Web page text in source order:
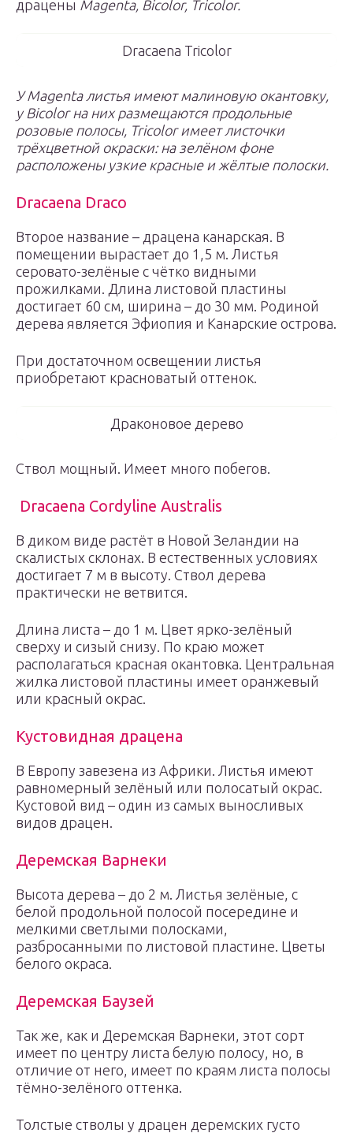
драцены Magenta, Bicolor, Tricolor.
Dracaena Tricolor
У Magenta листья имеют малиновую окантовку,
у Bicolor на них размещаются продольные
розовые полосы, Tricolor имеет листочки
трёхцветной окраски: на зелёном фоне
расположены узкие красные и жёлтые полоски.
Dracaena Draco
Второе название – драцена канарская. В
помещении вырастает до 1,5 м. Листья
серовато-зелёные с чётко видными
прожилками. Длина листовой пластины
достигает 60 см, ширина – до 30 мм. Родиной
дерева является Эфиопия и Канарские острова.
При достаточном освещении листья
приобретают красноватый оттенок.
Драконовое дерево
Ствол мощный. Имеет много побегов.
Dracaena Cordyline Australis
В диком виде растёт в Новой Зеландии на
скалистых склонах. В естественных условиях
достигает 7 м в высоту. Ствол дерева
практически не ветвится.
Длина листа – до 1 м. Цвет ярко-зелёный
сверху и сизый снизу. По краю может
располагаться красная окантовка. Центральная
жилка листовой пластины имеет оранжевый
или красный окрас.
Кустовидная драцена
В Европу завезена из Африки. Листья имеют
равномерный зелёный или полосатый окрас.
Кустовой вид – один из самых выносливых
видов драцен.
Деремская Варнеки
Высота дерева – до 2 м. Листья зелёные, с
белой продольной полосой посередине и
мелкими светлыми полосками,
разбросанными по листовой пластине. Цветы
белого окраса.
Деремская Баузей
Так же, как и Деремская Варнеки, этот сорт
имеет по центру листа белую полосу, но, в
отличие от него, имеет по краям листа полосы
тёмно-зелёного оттенка.
Толстые стволы у драцен деремских густо